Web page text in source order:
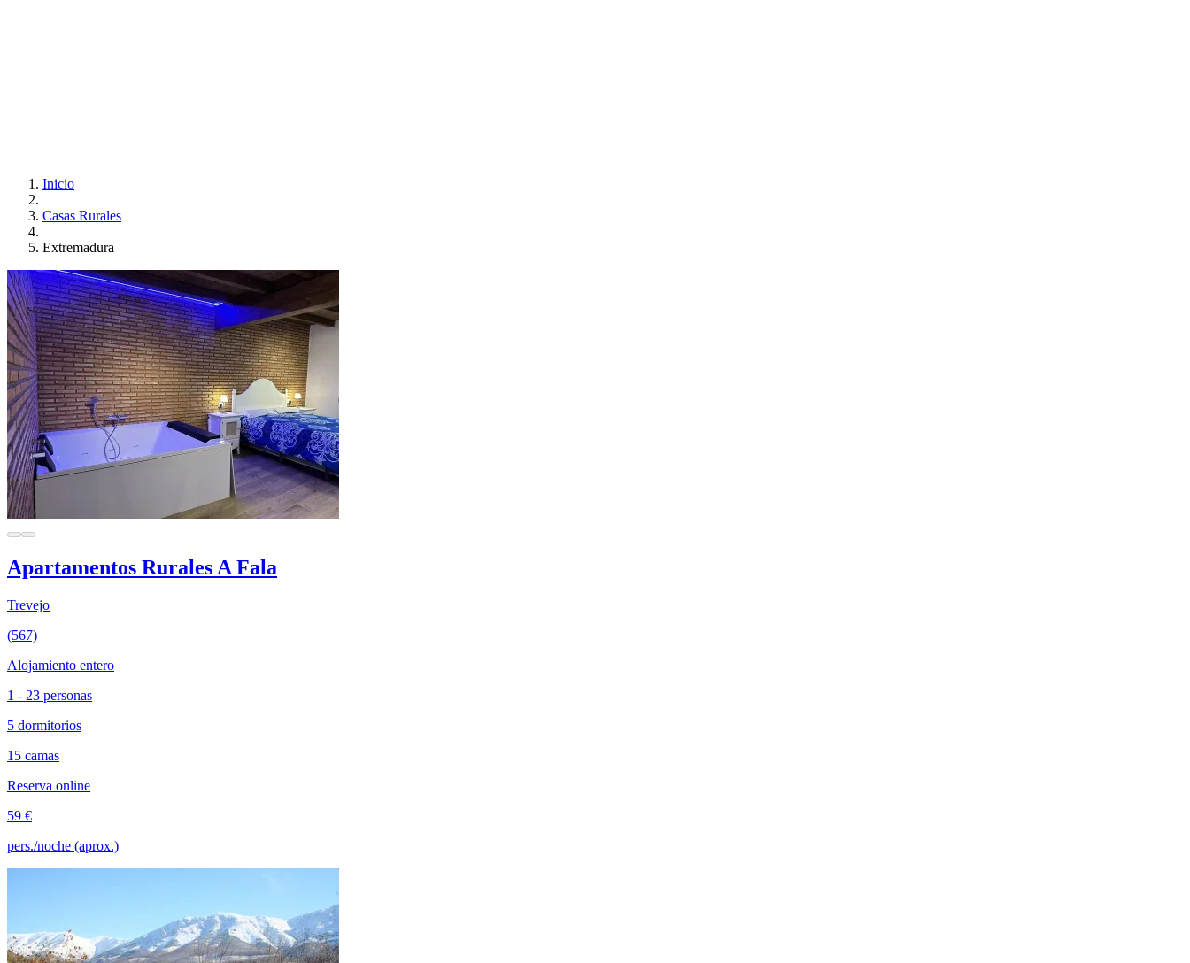
Inicio
Casas Rurales
Extremadura
Apartamentos Rurales A Fala
Trevejo
(567)
Alojamiento entero
1 - 23 personas
5 dormitorios
15 camas
Reserva online
59 €
pers./noche (aprox.)